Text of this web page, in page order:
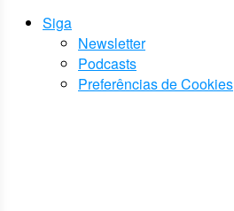
Siga
Newsletter
Podcasts
Preferências de Cookies